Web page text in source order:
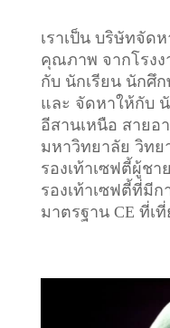
เราเป็น บริษัทจัด
คุณภาพ จากโรงง
กับ นักเรียน นักศึ
และ จัดหาให้กับ
อีสานเหนือ สายอ
มหาวิทยาลัย วิท
รองเท้าเซฟตี้ผู้ชา
รองเท้าเซฟตี้ที่มี
มาตรฐาน CE ที่เ